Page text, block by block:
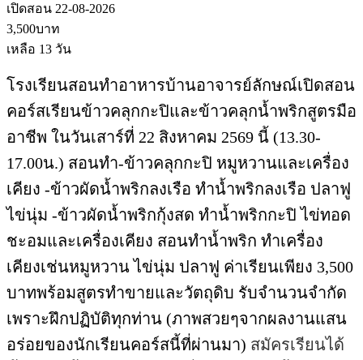
เปิดสอน 22-08-2026
3,500บาท
เหลือ 13 วัน
โรงเรียนสอนทำอาหารบ้านอาจารย์ลักษณ์เปิดสอน
คอร์สเรียนข้าวคลุกกะปิและข้าวคลุกน้ำพริกสูตรมือ
อาชีพ ในวันเสาร์ที่ 22 สิงหาคม 2569 นี้ (13.30-
17.00น.) สอนทำ-ข้าวคลุกกะปิ หมูหวานและเครื่อง
เคียง -ข้าวผัดน้ำพริกลงเรือ ทำน้ำพริกลงเรือ ปลาฟู
ไข่นุ่ม -ข้าวผัดน้ำพริกกุ้งสด ทำน้ำพริกกะปิ ไข่ทอด
ชะอมและเครื่องเคียง สอนทำน้ำพริก ทำเครื่อง
เคียงเช่นหมูหวาน ไข่นุ่ม ปลาฟู ค่าเรียนเพียง 3,500
บาทพร้อมสูตรทำขายและวัตถุดิบ รับจำนวนจำกัด
เพราะฝึกปฏิบัติทุกท่าน (ภาพสวยๆจากผลงานแสน
อร่อยของนักเรียนคอร์สนี้ที่ผ่านมา) สมัครเรียนได้